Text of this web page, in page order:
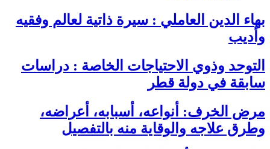
بهاء الدين العاملي : سيرة ذاتية لعالم وفقيه
وأديب
التوحد وذوي الاحتياجات الخاصة : دراسات
سابقة في دولة قطر
مرض الخرف: أنواعه، أسبابه، أعراضه،
وطرق علاجه والوقاية منه بالتفصيل